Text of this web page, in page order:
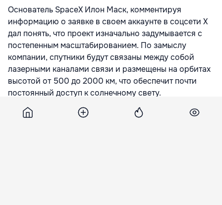
Основатель SpaceX Илон Маск, комментируя
информацию о заявке в своем аккаунте в соцсети X
дал понять, что проект изначально задумывается с
постепенным масштабированием. По замыслу
компании, спутники будут связаны между собой
лазерными каналами связи и размещены на орбитах
высотой от 500 до 2000 км, что обеспечит почти
постоянный доступ к солнечному свету.
Подпишитесь на новости Point.md в Google